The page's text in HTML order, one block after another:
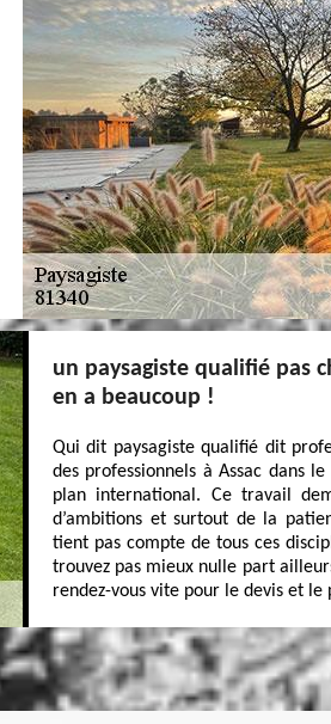
un paysagiste qualifié pas
en a beaucoup !
Qui dit paysagiste qualifié dit
des professionnels à Assac dans
plan international. Ce travail
d’ambitions et surtout de la
tient pas compte de tous ces
trouvez pas mieux nulle part
rendez-vous vite pour le devis et le